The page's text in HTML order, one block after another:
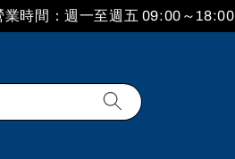
業時間：週一至週五 09:00～18:00